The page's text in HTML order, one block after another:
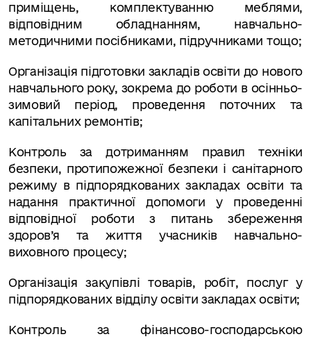
приміщень, комплектуванню меб­лями,
відповідним обладнанням, навчально-
методичними посібни­ками, підручниками тощо;
Організація підготовки закладів освіти до нового
навчального року, зокрема до роботи в осінньо-
зимовий період, прове­дення поточних та
капітальних ремонтів;
Контроль за дотриманням правил техніки
безпеки, протипожежної безпеки і санітарного
режиму в підпорядкованих закладах освіти та
надання практичної допомоги у проведенні
відповідної роботи з питань збереження
здоров’я та життя учасників навчально-
виховного процесу;
Організація закупівлі товарів, робіт, послуг у
підпорядкованих відділу освіти закладах освіти;
Контроль за фінансово-господарською